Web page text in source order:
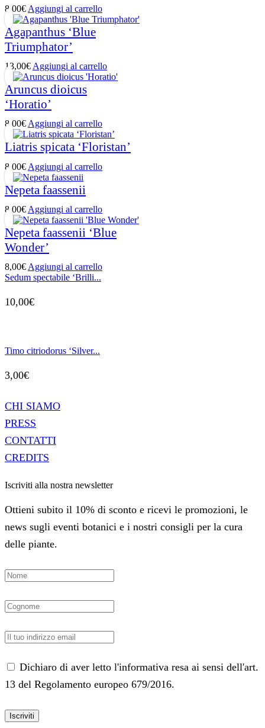
8,00€ Aggiungi al carrello
Agapanthus ‘Blue
Triumphator’
13,00€ Aggiungi al carrello
Aruncus dioicus
‘Horatio’
8,00€Aggiungi al carrello
Liatris spicata ‘Floristan’
8,00€ Aggiungi al carrello
Nepeta faassenii
8,00€ Aggiungi al carrello
Nepeta faassenii ‘Blue
Wonder’
8,00€ Aggiungi al carrello
Sedum spectabile ‘Brilli...
10,00€
Timo citriodorus ‘Silver...
3,00€
CHI SIAMO
PRESS
CONTATTI
CREDITS
Iscriviti alla nostra newsletter
Ottieni subito il 10% di sconto e ricevi le promozioni, le
news sugli eventi botanici e i nostri consigli per la cura
delle piante.
Dichiaro di aver letto l'informativa resa ai sensi dell'art.
13 del Regolamento europeo 679/2016.